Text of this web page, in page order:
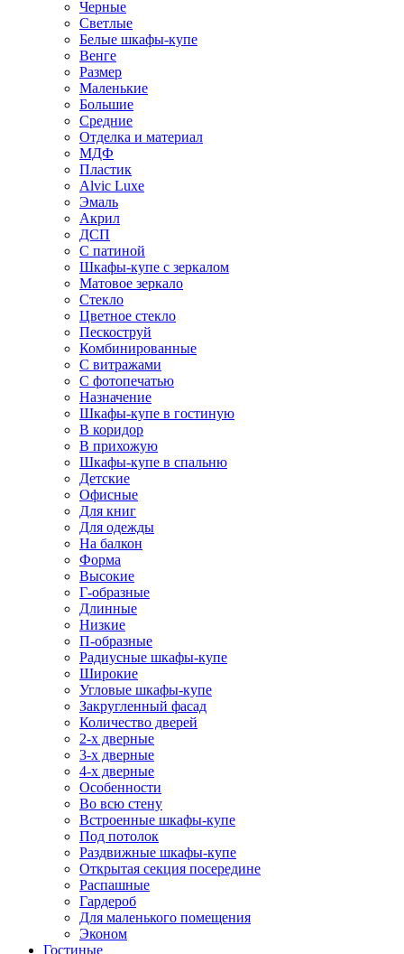
Черные
Светлые
Белые шкафы-купе
Венге
Размер
Маленькие
Большие
Средние
Отделка и материал
МДФ
Пластик
Alvic Luxe
Эмаль
Акрил
ДСП
С патиной
Шкафы-купе с зеркалом
Матовое зеркало
Стекло
Цветное стекло
Пескоструй
Комбинированные
С витражами
С фотопечатью
Назначение
Шкафы-купе в гостиную
В коридор
В прихожую
Шкафы-купе в спальню
Детские
Офисные
Для книг
Для одежды
На балкон
Форма
Высокие
Г-образные
Длинные
Низкие
П-образные
Радиусные шкафы-купе
Широкие
Угловые шкафы-купе
Закругленный фасад
Количество дверей
2-х дверные
3-х дверные
4-х дверные
Особенности
Во всю стену
Встроенные шкафы-купе
Под потолок
Раздвижные шкафы-купе
Открытая секция посередине
Распашные
Гардероб
Для маленького помещения
Эконом
Гостиные